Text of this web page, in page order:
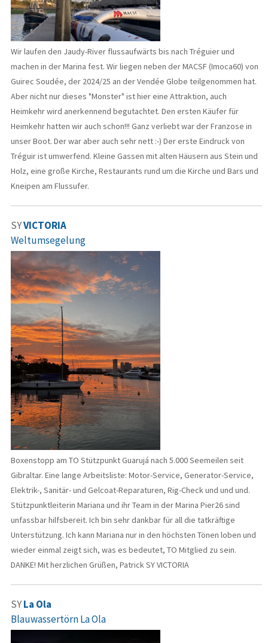
Wir laufen den Jaudy-River flussaufwärts bis nach Tréguier und
machen in der Marina fest. Wir liegen neben der MACSF (Imoca60) von
Guirec Soudée, der 2024/25 an der Vendée Globe teilgenommen hat.
Aber nicht nur dieses "Monster" ist hier eine Attraktion, auch
Heimkehr wird anerkennend begutachtet. Den ersten Käufer für
Heimkehr hatten wir auch schon!!! Ganz verliebt war der Franzose in
unser Boot. Der war aber auch sehr nett :-) Der erste Eindruck von
Tréguir ist umwerfend. Kleine Gassen mit alten Häusern aus Stein und
Holz, eine große Kirche, Restaurants rund um die Kirche und Bars und
Kneipen am Flussufer.
SYVICTORIA
Weltumsegelung
Boxenstopp am TO Stützpunkt Guarujá nach 5.000 Seemeilen seit
Gibraltar. Eine lange Arbeitsliste: Motor-Service, Generator-Service,
Elektrik-, Sanitär- und Gelcoat-Reparaturen, Rig-Check und und und.
Stützpunktleiterin Mariana und ihr Team in der Marina Pier26 sind
unfassbar hilfsbereit. Ich bin sehr dankbar für all die tatkräftige
Unterstützung. Ich kann Mariana nur in den höchsten Tönen loben und
wieder einmal zeigt sich, was es bedeutet, TO Mitglied zu sein.
DANKE! Mit herzlichen Grüßen, Patrick SY VICTORIA
SYLa Ola
Blauwassertörn La Ola